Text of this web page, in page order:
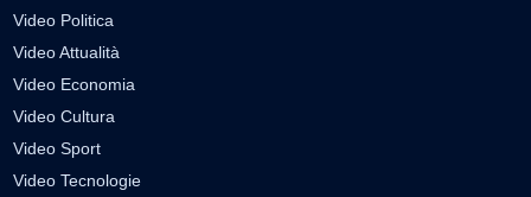
Video Politica
Video Attualità
Video Economia
Video Cultura
Video Sport
Video Tecnologie